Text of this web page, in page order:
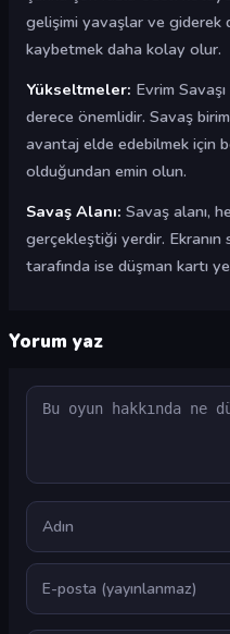
gelişimi yavaşlar ve giderek
kaybetmek daha kolay olur.
Yükseltmeler: Evrim
derece önemlidir. Savaş
avantaj elde edebilmek için
olduğundan emin olun.
Savaş Alanı: Savaş alanı,
gerçekleştiği yerdir. Ekranın
tarafında ise düşman kartı
Yorum yaz
Yorum
Ad
E-posta